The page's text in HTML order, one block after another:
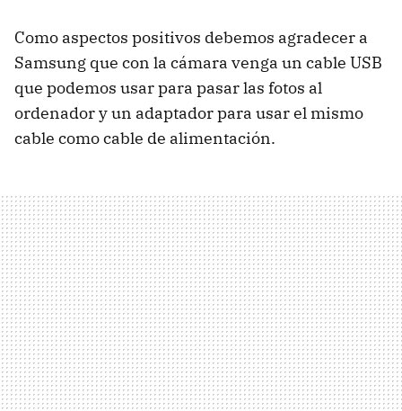
Como aspectos positivos debemos agradecer a
Samsung que con la cámara venga un cable USB
que podemos usar para pasar las fotos al
ordenador y un adaptador para usar el mismo
cable como cable de alimentación.